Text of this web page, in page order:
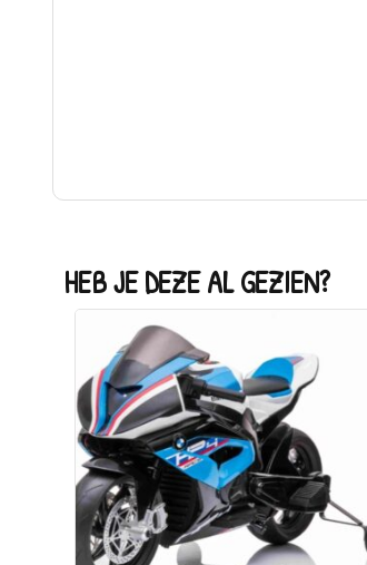
HEB JE DEZE AL GEZIEN?